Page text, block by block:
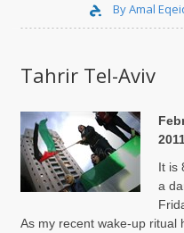
Tahrir Tel-Aviv
It is
a
As my recent wake-up ritual